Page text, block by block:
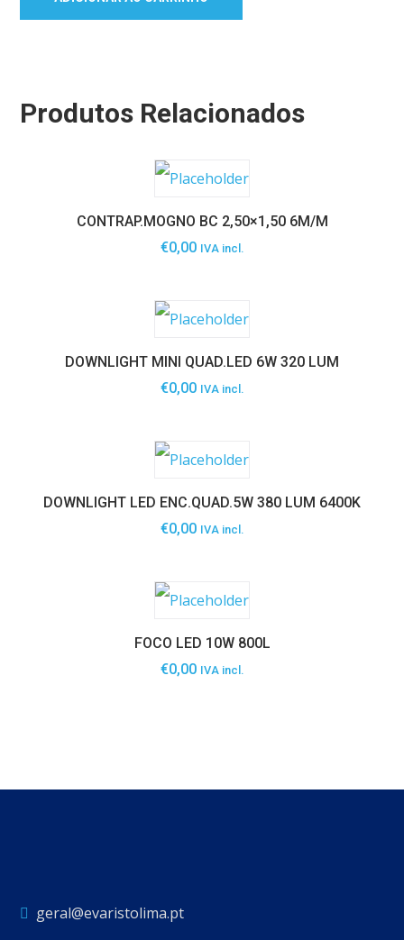
Produtos Relacionados
CONTRAP.MOGNO BC 2,50×1,50 6M/M
€0,00 IVA incl.
DOWNLIGHT MINI QUAD.LED 6W 320 LUM
€0,00 IVA incl.
DOWNLIGHT LED ENC.QUAD.5W 380 LUM 6400K
€0,00 IVA incl.
FOCO LED 10W 800L
€0,00 IVA incl.
geral@evaristolima.pt